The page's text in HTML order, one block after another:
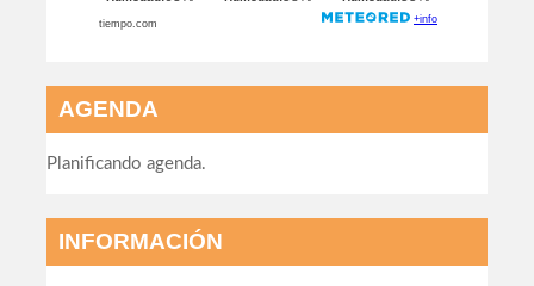
AGENDA
Planificando agenda.
INFORMACIÓN